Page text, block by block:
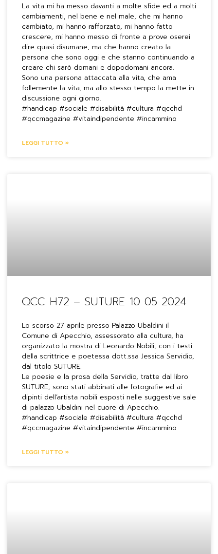
La vita mi ha messo davanti a molte sfide ed a molti
cambiamenti, nel bene e nel male, che mi hanno
cambiato, mi hanno rafforzato, mi hanno fatto
crescere, mi hanno messo di fronte a prove oserei
dire quasi disumane, ma che hanno creato la
persona che sono oggi e che stanno continuando a
creare chi sarò domani e dopodomani ancora.
Sono una persona attaccata alla vita, che ama
follemente la vita, ma allo stesso tempo la mette in
discussione ogni giorno.
#handicap #sociale #disabilità #cultura #qcchd
#qccmagazine #vitaindipendente #incammino
LEGGI TUTTO »
QCC H72 – SUTURE 10 05 2024
Lo scorso 27 aprile presso Palazzo Ubaldini il
Comune di Apecchio, assessorato alla cultura, ha
organizzato la mostra di Leonardo Nobili, con i testi
della scrittrice e poetessa dott.ssa Jessica Servidio,
dal titolo SUTURE.
Le poesie e la prosa della Servidio, tratte dal libro
SUTURE, sono stati abbinati alle fotografie ed ai
dipinti dell’artista nobili esposti nelle suggestive sale
di palazzo Ubaldini nel cuore di Apecchio.
#handicap #sociale #disabilità #cultura #qcchd
#qccmagazine #vitaindipendente #incammino
LEGGI TUTTO »